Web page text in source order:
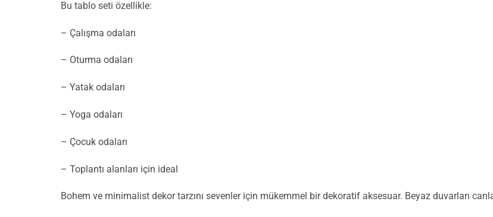
Bu tablo seti özellikle:
– Çalışma odaları
– Oturma odaları
– Yatak odaları
– Yoga odaları
– Çocuk odaları
– Toplantı alanları için ideal
Bohem ve minimalist dekor tarzını sevenler için mükemmel bir dekoratif aksesuar. Beyaz duvarları